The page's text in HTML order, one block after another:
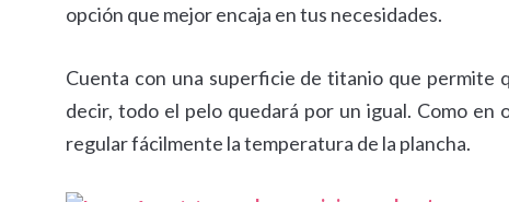
opción que mejor encaja en tus necesidades.
Cuenta con una superficie de titanio que permite
decir, todo el pelo quedará por un igual. Como
regular fácilmente la temperatura de la plancha.